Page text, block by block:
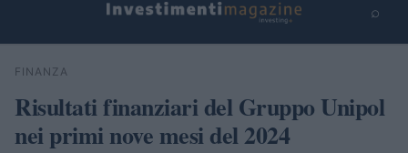
⌕
Cerca
FINANZA
Risultati finanziari del Gruppo Unipol
nei primi nove mesi del 2024